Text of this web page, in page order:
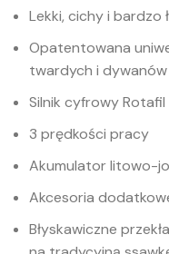
Lekki, cichy i bardzo
Opatentowana
twardych i dywanów
Silnik cyfrowy Rotafil
3 prędkości pracy
Akumulator litowo-
Akcesoria
Błyskawiczne